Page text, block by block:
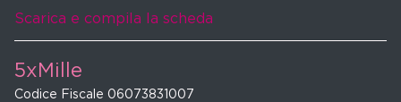
Scarica e compila la scheda
5xMille
Codice Fiscale 06073831007